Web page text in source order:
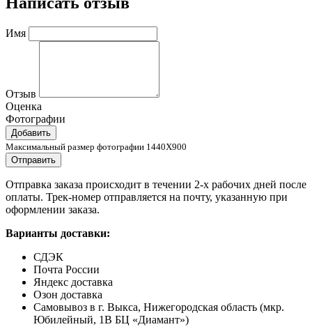
Имя
Отзыв
Оценка
Фотографии
Добавить
Максимальный размер фотографии 1440X900
Отправить
Отправка заказа происходит в течении 2-х рабочих дней после
оплаты. Трек-номер отправляется на почту, указанную при
оформлении заказа.
Варианты доставки:
СДЭК
Почта России
Яндекс доставка
Озон доставка
Самовывоз в г. Выкса, Нижегородская область (мкр.
Юбилейный, 1В БЦ «Диамант»)